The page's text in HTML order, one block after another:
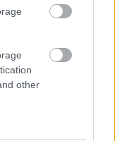
other
az